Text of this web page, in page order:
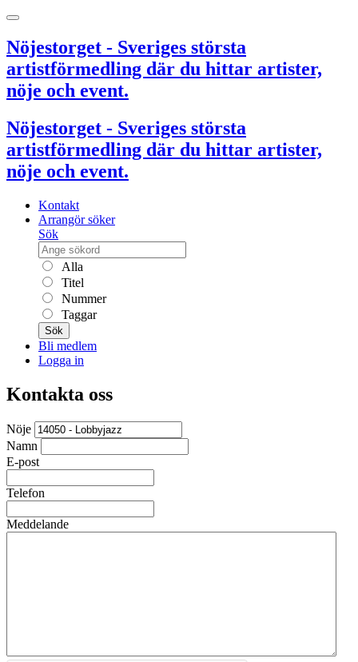
Nöjestorget - Sveriges största
artistförmedling där du hittar artister,
nöje och event.
Nöjestorget - Sveriges största
artistförmedling där du hittar artister,
nöje och event.
Kontakt
Arrangör söker
Sök
Alla
Titel
Nummer
Taggar
Sök
Bli medlem
Logga in
Kontakta oss
Nöje
Namn
E-post
Telefon
Meddelande